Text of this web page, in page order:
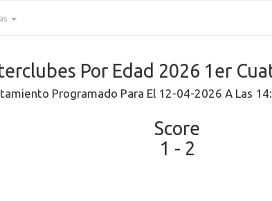
Por Edad 2026 1er
Programado Para El 12-04-2026 A Las
Score
1 - 2